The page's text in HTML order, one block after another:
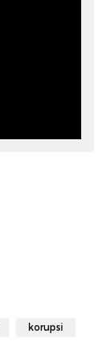
korupsi